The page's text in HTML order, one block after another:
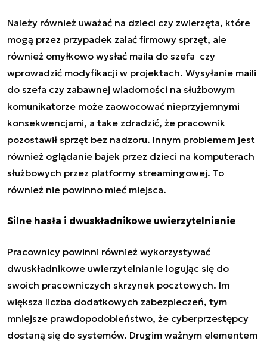
Należy również uważać na dzieci czy zwierzęta, które
mogą przez przypadek zalać firmowy sprzęt, ale
również omyłkowo wysłać maila do szefa czy
wprowadzić modyfikacji w projektach. Wysyłanie maili
do szefa czy zabawnej wiadomości na służbowym
komunikatorze może zaowocować nieprzyjemnymi
konsekwencjami, a take zdradzić, że pracownik
pozostawił sprzęt bez nadzoru. Innym problemem jest
również oglądanie bajek przez dzieci na komputerach
służbowych przez platformy streamingowej. To
również nie powinno mieć miejsca.
Silne hasła i dwuskładnikowe uwierzytelnianie
Pracownicy powinni również wykorzystywać
dwuskładnikowe uwierzytelnianie logując się do
swoich pracowniczych skrzynek pocztowych. Im
większa liczba dodatkowych zabezpieczeń, tym
mniejsze prawdopodobieństwo, że cyberprzestępcy
dostaną się do systemów. Drugim ważnym elementem